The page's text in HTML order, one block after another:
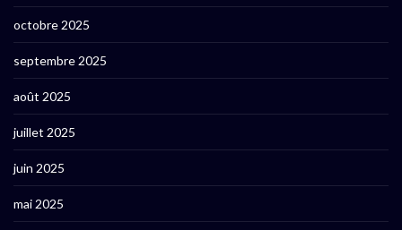
octobre 2025
septembre 2025
août 2025
juillet 2025
juin 2025
mai 2025